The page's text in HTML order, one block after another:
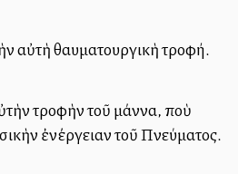
αὐτὴ θαυματουργικὴ τροφή.
τροφὴν τοῦ μάννα, ποὺ
ἐνέργειαν τοῦ Πνεύματος.